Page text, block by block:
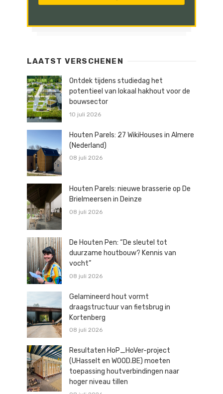
LAATST VERSCHENEN
Ontdek tijdens studiedag het
potentieel van lokaal hakhout voor de
bouwsector
10 juli 2026
Houten Parels: 27 WikiHouses in Almere
(Nederland)
08 juli 2026
Houten Parels: nieuwe brasserie op De
Brielmeersen in Deinze
08 juli 2026
De Houten Pen: “De sleutel tot
duurzame houtbouw? Kennis van
vocht”
08 juli 2026
Gelamineerd hout vormt
draagstructuur van fietsbrug in
Kortenberg
08 juli 2026
Resultaten HoP_HoVer-project
(UHasselt en WOOD.BE) moeten
toepassing houtverbindingen naar
hoger niveau tillen